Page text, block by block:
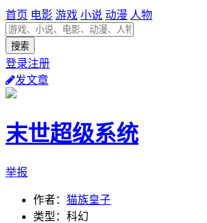
首页 电影 游戏 小说 动漫 人物
登录注册
发文章
末世超级系统
举报
作者： 猫族皇子
类型：科幻